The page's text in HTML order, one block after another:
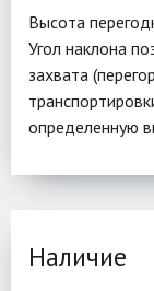
Высота
Угол наклона
захвата
определенную
Наличие